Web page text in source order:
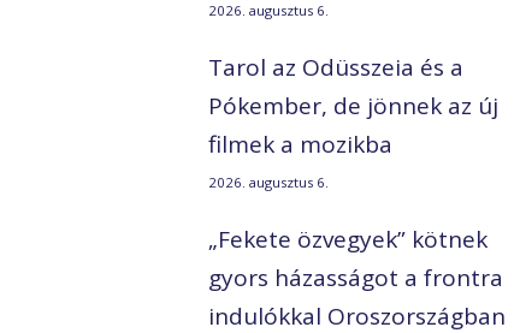
2026. augusztus 6.
Tarol az Odüsszeia és a
Pókember, de jönnek az új
filmek a mozikba
2026. augusztus 6.
„Fekete özvegyek” kötnek
gyors házasságot a frontra
indulókkal Oroszországban